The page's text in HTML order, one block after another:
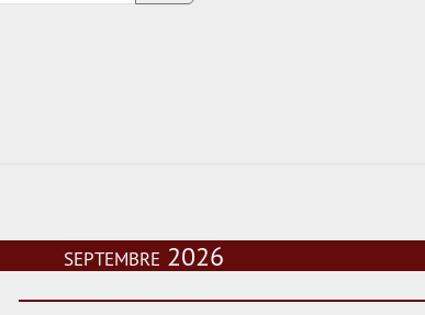
septembre 2026